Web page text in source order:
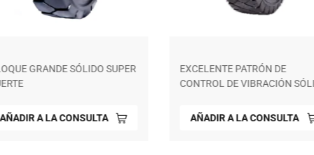
GRANDE SÓLIDO SUPER
AÑADIR A LA CONSULTA
EXCELENTE PATRÓN DE
CONTROL DE VIBRACIÓN
AÑADIR A LA CONSULTA